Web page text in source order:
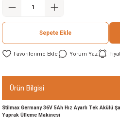
Sepete Ekle
Yorum Yaz
Ürün Bilgisi
Stilmax Germany 36V 5Ah Hız Ayarlı Tek Akülü
Yaprak Üfleme Makinesi